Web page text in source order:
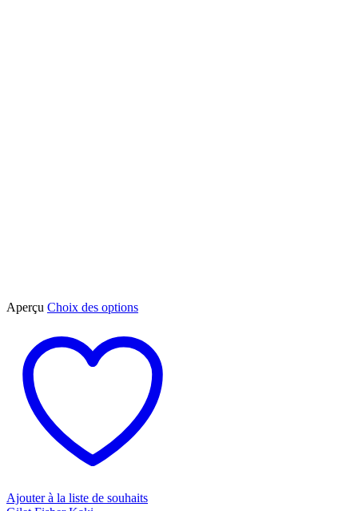
Aperçu Choix des optionsCe
a
plusieurs
variations.
Les
options
peuvent
être
du
Ajouter à la liste de souhaits